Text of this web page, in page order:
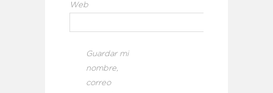
Web
Guardar mi
nombre,
correo